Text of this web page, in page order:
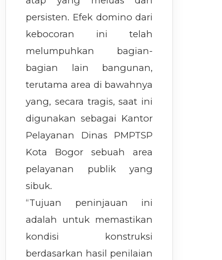
persisten. Efek domino dari
kebocoran ini telah
melumpuhkan bagian-
bagian lain bangunan,
terutama area di bawahnya
yang, secara tragis, saat ini
digunakan sebagai Kantor
Pelayanan Dinas PMPTSP
Kota Bogor sebuah area
pelayanan publik yang
sibuk.
“Tujuan peninjauan ini
adalah untuk memastikan
kondisi konstruksi
berdasarkan hasil penilaian